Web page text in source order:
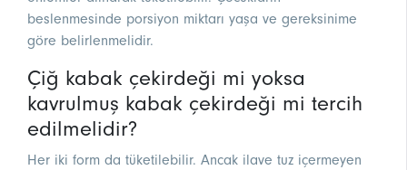
beslenmesinde porsiyon miktarı yaşa ve gereksinime
göre belirlenmelidir.
Çiğ kabak çekirdeği mi yoksa
kavrulmuş kabak çekirdeği mi tercih
edilmelidir?
Her iki form da tüketilebilir. Ancak ilave tuz içermeyen